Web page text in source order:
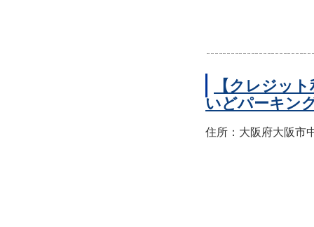
【クレジッ
いどパーキン
住所：大阪府大阪市